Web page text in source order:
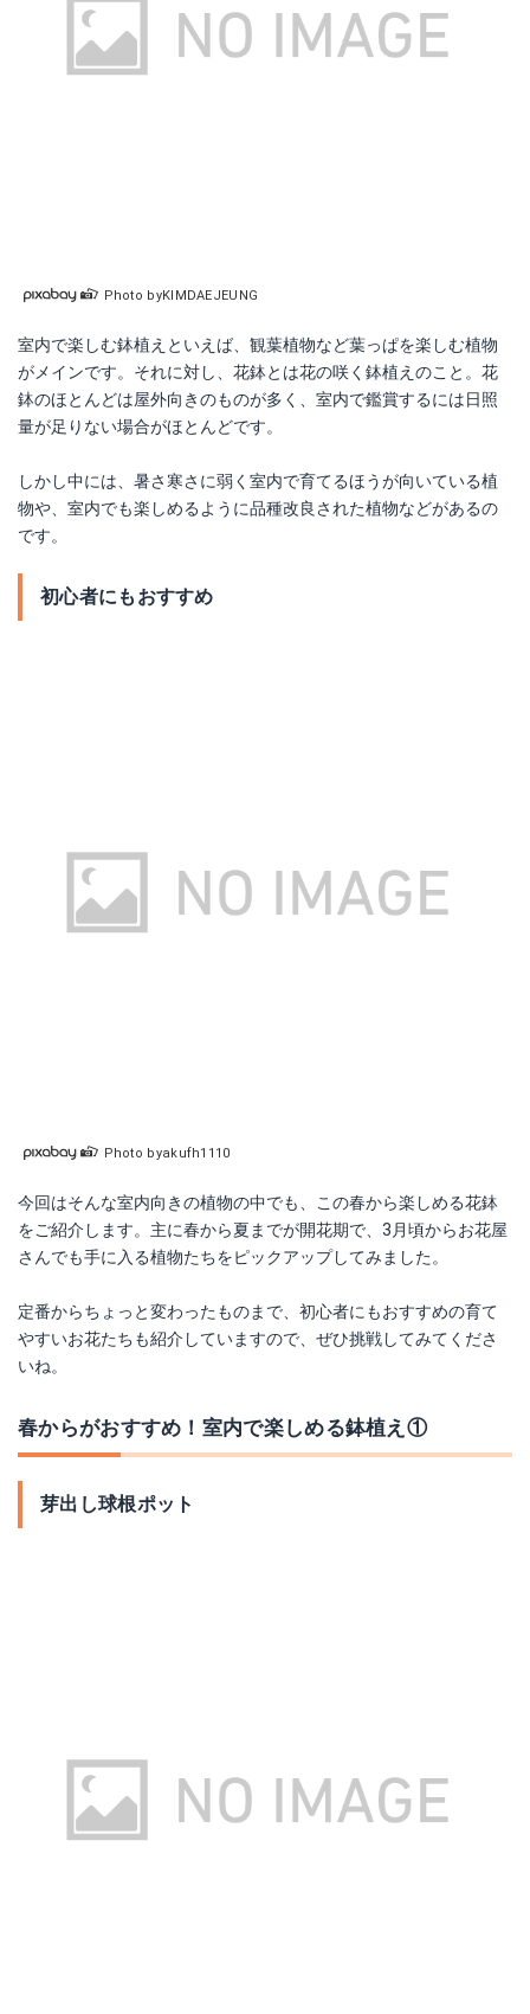
Photo byKIMDAEJEUNG
室内で楽しむ鉢植えといえば、観葉植物など葉っぱを楽しむ植物
がメインです。それに対し、花鉢とは花の咲く鉢植えのこと。花
鉢のほとんどは屋外向きのものが多く、室内で鑑賞するには日照
量が足りない場合がほとんどです。
しかし中には、暑さ寒さに弱く室内で育てるほうが向いている植
物や、室内でも楽しめるように品種改良された植物などがあるの
です。
初心者にもおすすめ
Photo byakufh1110
今回はそんな室内向きの植物の中でも、この春から楽しめる花鉢
をご紹介します。主に春から夏までが開花期で、3月頃からお花屋
さんでも手に入る植物たちをピックアップしてみました。
定番からちょっと変わったものまで、初心者にもおすすめの育て
やすいお花たちも紹介していますので、ぜひ挑戦してみてくださ
いね。
春からがおすすめ！室内で楽しめる鉢植え①
芽出し球根ポット